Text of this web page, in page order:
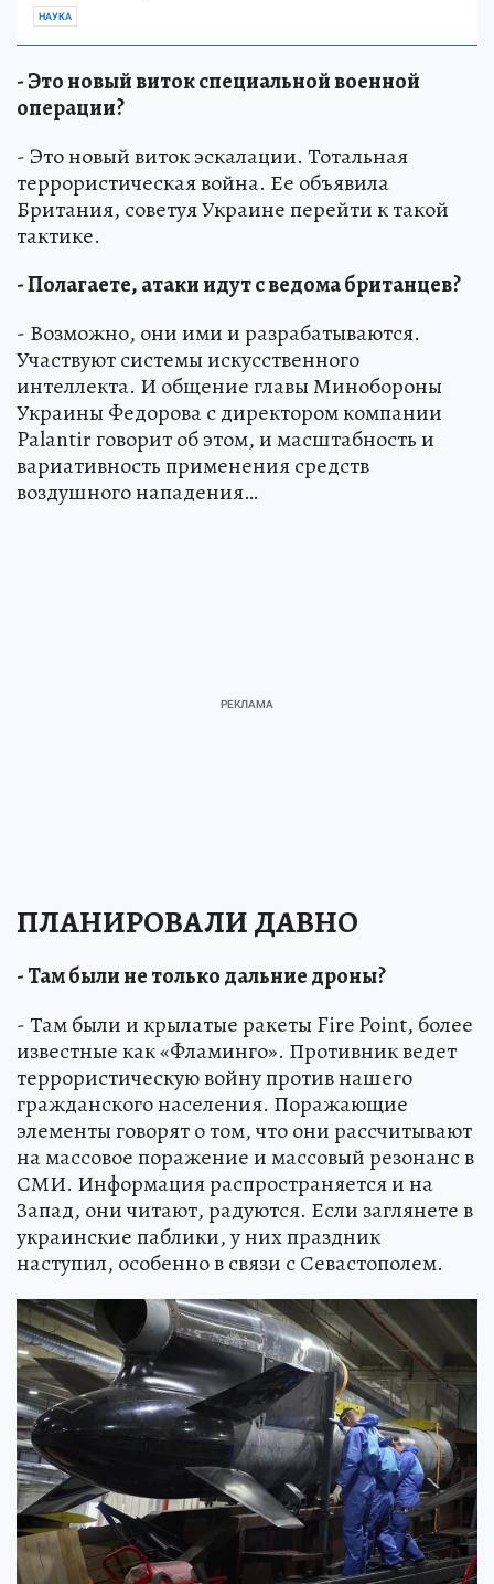
НАУКА
- Это новый виток специальной военной
операции?
- Это новый виток эскалации. Тотальная
террористическая война. Ее объявила
Британия, советуя Украине перейти к такой
тактике.
- Полагаете, атаки идут с ведома британцев?
- Возможно, они ими и разрабатываются.
Участвуют системы искусственного
интеллекта. И общение главы Минобороны
Украины Федорова с директором компании
Palantir говорит об этом, и масштабность и
вариативность применения средств
воздушного нападения…
ПЛАНИРОВАЛИ ДАВНО
- Там были не только дальние дроны?
- Там были и крылатые ракеты Fire Point, более
известные как «Фламинго». Противник ведет
террористическую войну против нашего
гражданского населения. Поражающие
элементы говорят о том, что они рассчитывают
на массовое поражение и массовый резонанс в
СМИ. Информация распространяется и на
Запад, они читают, радуются. Если заглянете в
украинские паблики, у них праздник
наступил, особенно в связи с Севастополем.